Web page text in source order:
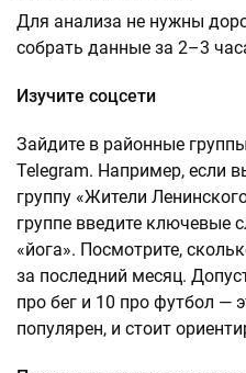
Для анализа не нужны
собрать данные за 2–3
Изучите соцсети
Зайдите в районные
Telegram. Например, если
группу «Жители
группе введите ключевые
«йога». Посмотрите,
за последний месяц.
про бег и 10 про футбол —
популярен, и стоит